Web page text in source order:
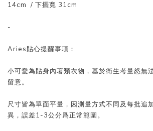
14cm / 下擺寬 31 cm
-
Aries貼心提醒事項：
小可愛為貼身內著類衣物，基於衛生考量怒無
留意。
尺寸皆為單面平量，因測量方式不同及每批追
異，誤差1-3公分爲正常範圍。